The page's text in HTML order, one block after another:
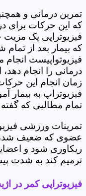
تمرین درمانی و
که این حرکات برای
فیزیوتراپی یک
که بیمار بعد از
فیزیوتواپیست
درمانی را انجام
زمان انجام این
فیزیوتراپ به بیمار
تمام مطالبی که
تمرینات ورزشی
عضوی که ضعیف
ریکاوری شود و
ترمیم کند به شدت
فیزیوتراپی کمر در